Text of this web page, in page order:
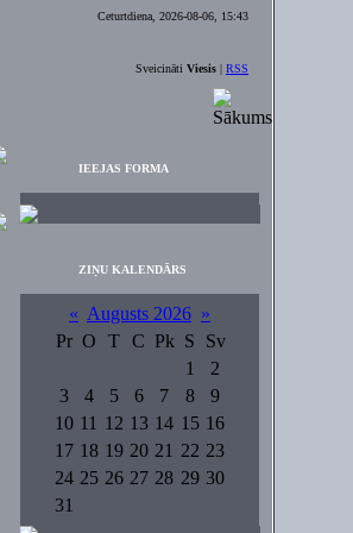
Ceturtdiena, 2026-08-06, 15:43
Sveicināti Viesis | RSS
IEEJAS FORMA
ZIŅU KALENDĀRS
« Augusts 2026 »
Pr O T C Pk S
Sv
1
2
3
4 5 6 7 8
9
10 11 12 13 14 15 16
17 18 19 20 21 22 23
24 25 26 27 28 29 30
31